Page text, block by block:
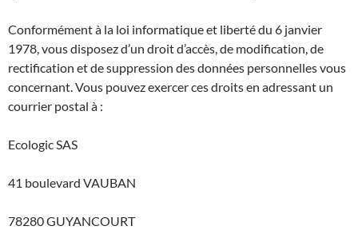
Conformément à la loi informatique et liberté du 6 janvier
1978, vous disposez d’un droit d’accès, de modification, de
rectification et de suppression des données personnelles vous
concernant. Vous pouvez exercer ces droits en adressant un
courrier postal à :
Ecologic SAS
41 boulevard VAUBAN
78280 GUYANCOURT